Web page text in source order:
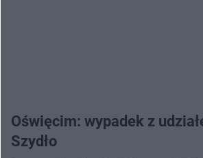
Oświęcim: wypadek z
Szydło